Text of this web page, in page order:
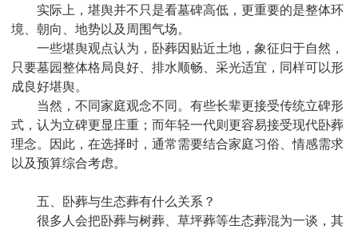
实际上，堪舆并不只是看墓碑高低，更重要的是整体环
境、朝向、地势以及周围气场。
一些堪舆观点认为，卧葬因贴近土地，象征归于自然，
只要墓园整体格局良好、排水顺畅、采光适宜，同样可以形
成良好堪舆。
当然，不同家庭观念不同。有些长辈更接受传统立碑形
式，认为立碑更显庄重；而年轻一代则更容易接受现代卧葬
理念。因此，在选择时，通常需要结合家庭习俗、情感需求
以及预算综合考虑。
五、卧葬与生态葬有什么关系？
很多人会把卧葬与树葬、草坪葬等生态葬混为一谈，其